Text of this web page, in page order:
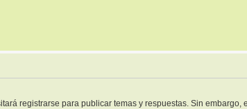
registrarse para publicar temas y respuestas. Sin embargo,